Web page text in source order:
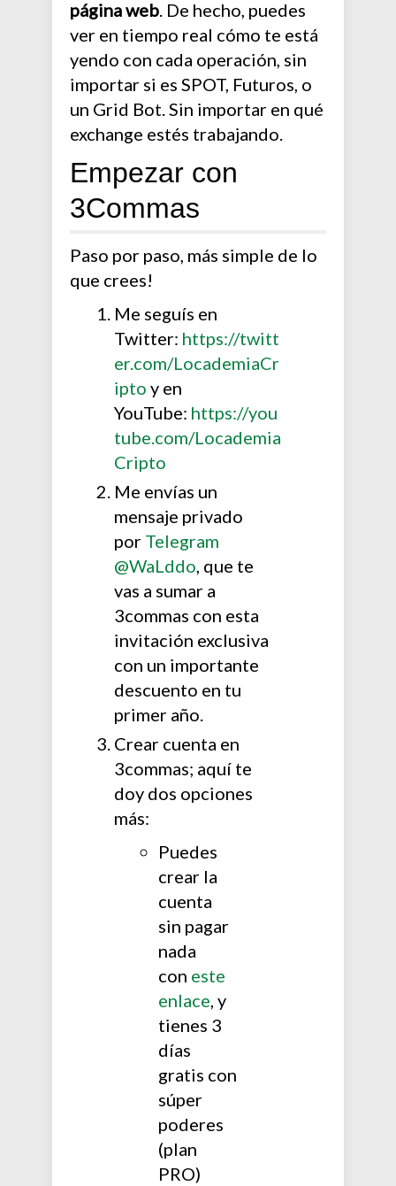
página web. De hecho, puedes
ver en tiempo real cómo te está
yendo con cada operación, sin
importar si es SPOT, Futuros, o
un Grid Bot. Sin importar en qué
exchange estés trabajando.
Empezar con
3Commas
Paso por paso, más simple de lo
que crees!
Me seguís en
Twitter: https://twitt
er.com/LocademiaCr
ipto y en
YouTube: https://you
tube.com/Locademia
Cripto
Me envías un
mensaje privado
por Telegram
@WaLddo, que te
vas a sumar a
3commas con esta
invitación exclusiva
con un importante
descuento en tu
primer año.
Crear cuenta en
3commas; aquí te
doy dos opciones
más:
Puedes
crear la
cuenta
sin pagar
nada
con este
enlace, y
tienes 3
días
gratis con
súper
poderes
(plan
PRO)